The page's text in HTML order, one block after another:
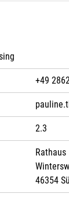
+49
2.3
Rathaus
46354